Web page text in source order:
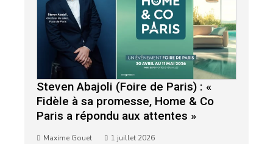
Steven Abajoli (Foire de Paris) : «
Fidèle à sa promesse, Home & Co
Paris a répondu aux attentes »
Maxime Gouet 1 juillet 2026